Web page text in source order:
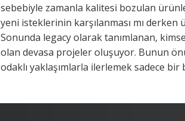
sebebiyle zamanla kalitesi bozulan
yeni isteklerinin karşılanması mı
Sonunda legacy olarak tanımlanan,
olan devasa projeler oluşuyor. Bunun
odaklı yaklaşımlarla ilerlemek sadece bir